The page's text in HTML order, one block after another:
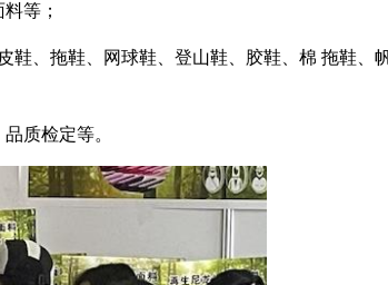
等；
鞋、拖鞋、网球鞋、登山鞋、胶鞋、棉 拖鞋、
质检定等。